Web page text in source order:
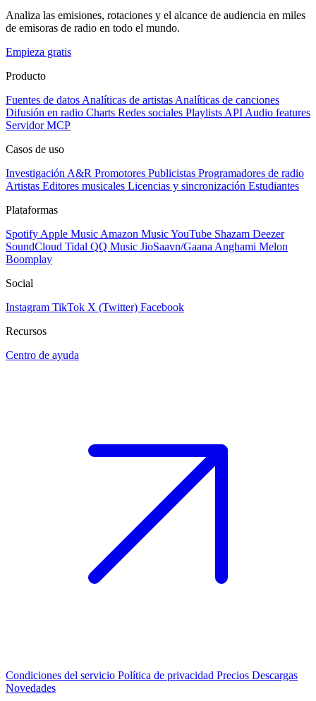
Analiza las emisiones, rotaciones y el alcance de audiencia en miles
de emisoras de radio en todo el mundo.
Empieza gratis
Producto
Fuentes de datos Analíticas de artistas Analíticas de canciones
Difusión en radio Charts Redes sociales Playlists API Audio features
Servidor MCP
Casos de uso
Investigación A&R Promotores Publicistas Programadores de radio
Artistas Editores musicales Licencias y sincronización Estudiantes
Plataformas
Spotify Apple Music Amazon MusicYouTube Shazam Deezer
SoundCloud Tidal QQ Music JioSaavn/Gaana Anghami Melon
Boomplay
Social
Instagram TikTok X (Twitter) Facebook
Recursos
Centro de ayuda
Condiciones del servicio Política de privacidad Precios Descargas
Novedades